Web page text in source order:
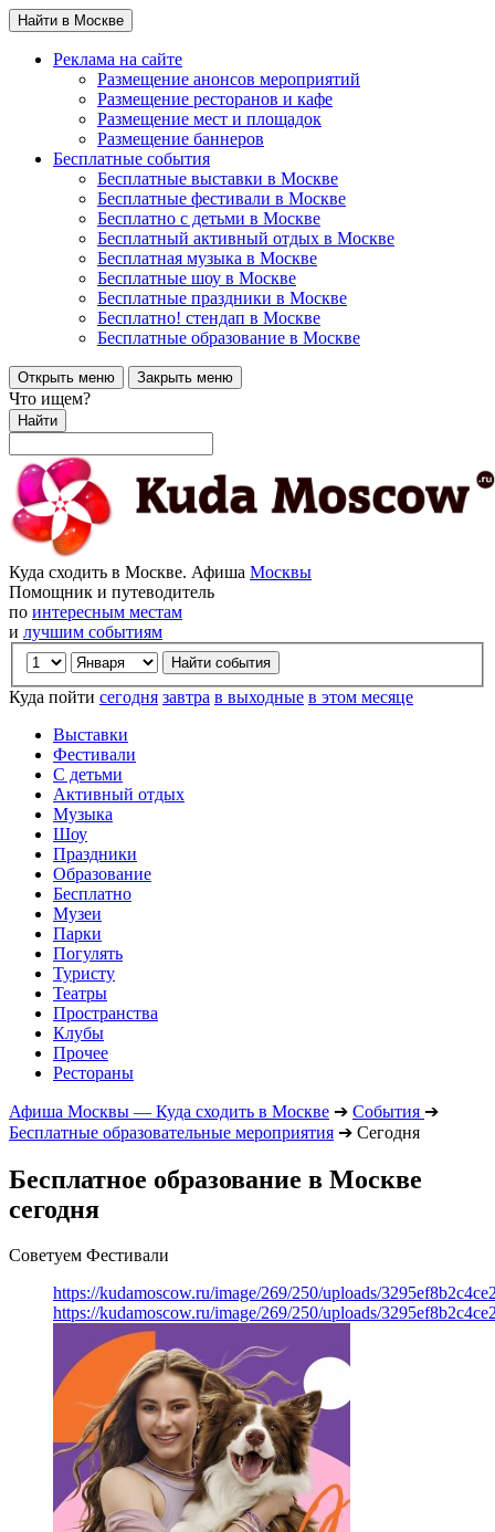
Найти в Москве
Реклама на сайте
Размещение анонсов мероприятий
Размещение ресторанов и кафе
Размещение мест и площадок
Размещение баннеров
Бесплатные события
Бесплатные выставки в Москве
Бесплатные фестивали в Москве
Бесплатно с детьми в Москве
Бесплатный активный отдых в Москве
Бесплатная музыка в Москве
Бесплатные шоу в Москве
Бесплатные праздники в Москве
Бесплатно! стендап в Москве
Бесплатные образование в Москве
Открыть меню Закрыть меню
Что ищем?
Найти
Куда сходить в Москве. Афиша Москвы
Помощник и путеводитель
по интересным местам
и лучшим событиям
Куда пойти сегодня завтра в выходные в этом месяце
Выставки
Фестивали
С детьми
Активный отдых
Музыка
Шоу
Праздники
Образование
Бесплатно
Музеи
Парки
Погулять
Туристу
Театры
Пространства
Клубы
Прочее
Рестораны
Афиша Москвы — Куда сходить в Москве ➔ События ➔
Бесплатные образовательные мероприятия ➔ Сегодня
Бесплатное образование в Москве
сегодня
Советуем Фестивали
https://kudamoscow.ru/image/269/250/uploads/
https://kudamoscow.ru/image/269/250/uploads/